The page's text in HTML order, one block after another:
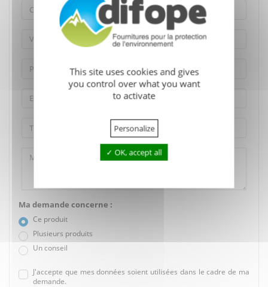
Ma demande concerne :
Ce produit
Plusieurs produits
Un conseil
J'accepte que mes données soient utilisées dans le cadre de ma
demande.
This site uses cookies and gives
you control over what you want
to activate
Personalize
OK, accept all